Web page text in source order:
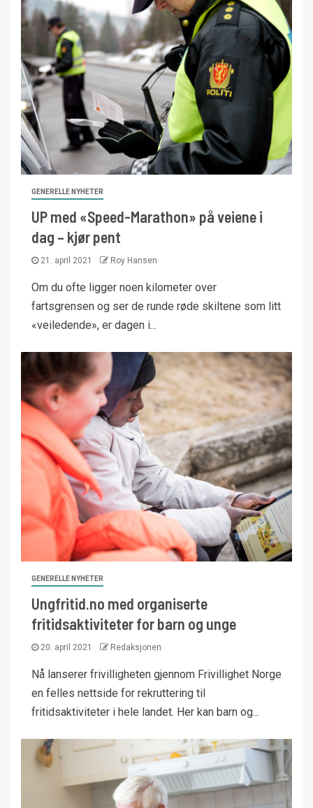
GENERELLE NYHETER
UP med «Speed-Marathon» på veiene i
dag – kjør pent
21. april 2021 Roy Hansen
Om du ofte ligger noen kilometer over
fartsgrensen og ser de runde røde skiltene som litt
«veiledende», er dagen i...
GENERELLE NYHETER
Ungfritid.no med organiserte
fritidsaktiviteter for barn og unge
20. april 2021 Redaksjonen
Nå lanserer frivilligheten gjennom Frivillighet Norge
en felles nettside for rekruttering til
fritidsaktiviteter i hele landet. Her kan barn og...